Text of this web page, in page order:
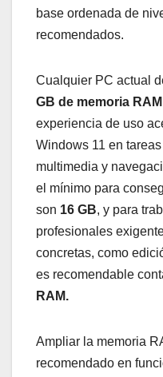
base ordenada de
recomendados.
Cualquier PC actual
GB de memoria RAM
experiencia de uso
Windows 11 en
multimedia y
el mínimo para
son 16 GB, y para
profesionales
concretas, como
es recomendable
RAM.
Ampliar la memoria
recomendado en